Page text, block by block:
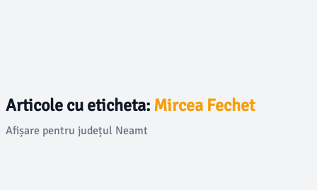
Articole cu eticheta: Mircea Fechet
Afișare pentru județul Neamt